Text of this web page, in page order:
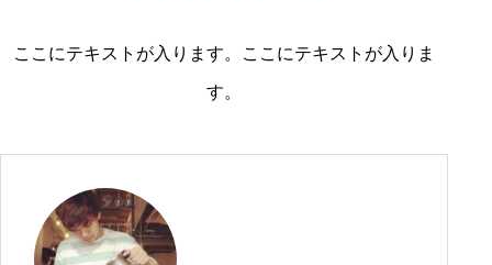
ここにテキストが入ります。ここにテキストが入りま
す。